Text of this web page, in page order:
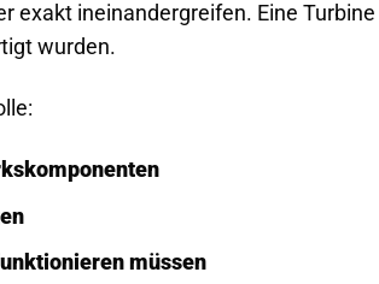
exakt ineinandergreifen. Eine Turbine
wurden.
müssen